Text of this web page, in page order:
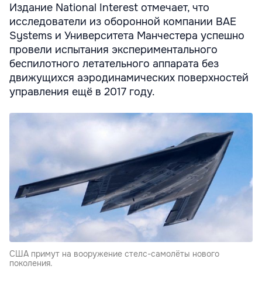
Издание National Interest отмечает, что
исследователи из оборонной компании BAE
Systems и Университета Манчестера успешно
провели испытания экспериментального
беспилотного летательного аппарата без
движущихся аэродинамических поверхностей
управления ещё в 2017 году.
США примут на вооружение стелс-самолёты нового
поколения.